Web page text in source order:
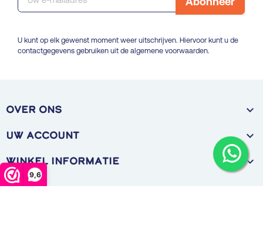
9,6
U kunt op elk gewenst moment weer uitschrijven. Hiervoor kunt u de
contactgegevens gebruiken uit de algemene voorwaarden.
OVER ONS 
Uw account 
Winkel informatie 